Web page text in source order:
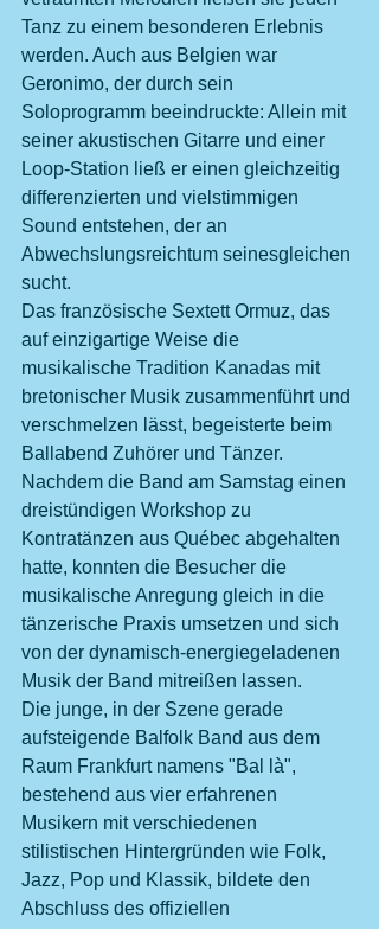
Tanz zu einem besonderen Erlebnis
werden. Auch aus Belgien war
Geronimo, der durch sein
Soloprogramm beeindruckte: Allein mit
seiner akustischen Gitarre und einer
Loop-Station ließ er einen gleichzeitig
differenzierten und vielstimmigen
Sound entstehen, der an
Abwechslungsreichtum seinesgleichen
sucht.
Das französische Sextett Ormuz, das
auf einzigartige Weise die
musikalische Tradition Kanadas mit
bretonischer Musik zusammenführt und
verschmelzen lässt, begeisterte beim
Ballabend Zuhörer und Tänzer.
Nachdem die Band am Samstag einen
dreistündigen Workshop zu
Kontratänzen aus Québec abgehalten
hatte, konnten die Besucher die
musikalische Anregung gleich in die
tänzerische Praxis umsetzen und sich
von der dynamisch-energiegeladenen
Musik der Band mitreißen lassen.
Die junge, in der Szene gerade
aufsteigende Balfolk Band aus dem
Raum Frankfurt namens "Bal là",
bestehend aus vier erfahrenen
Musikern mit verschiedenen
stilistischen Hintergründen wie Folk,
Jazz, Pop und Klassik, bildete den
Abschluss des offiziellen